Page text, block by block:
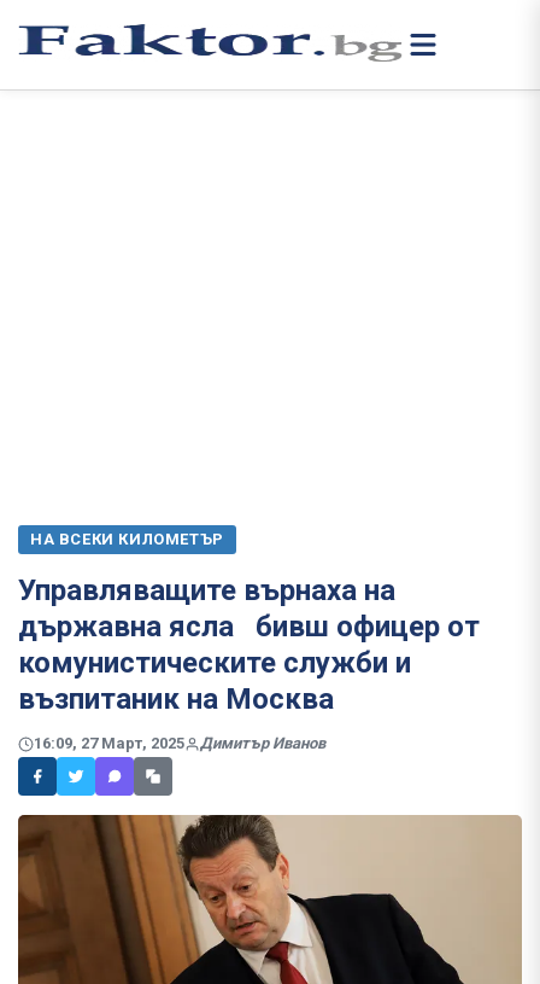
НА ВСЕКИ КИЛОМЕТЪР
Управляващите върнаха на
държавна ясла бивш офицер от
комунистическите служби и
възпитаник на Москва
16:09, 27 Март, 2025 Димитър Иванов